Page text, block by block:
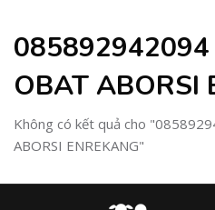
085892942094
OBAT ABORSI
Không có kết quả cho
ABORSI ENREKANG"